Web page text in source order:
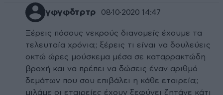
γφγφδτρτρ 08·10·2020 14:47
Ξέρεις πόσους νεκρούς διανομείς έχουμε τα
τελευταία χρόνια;; ξέρεις τι είναι να δουλεύεις
οκτώ ώρες μούσκεμα μέσα σε καταρρακτώδη
βροχή και να πρέπει να δώσεις έναν αριθμό
δεμάτων που σου επιβάλει η κάθε εταιρεία;;
μιλάμε οι εταιρείες έχουν ξεφύγει ζητάνε κάτι